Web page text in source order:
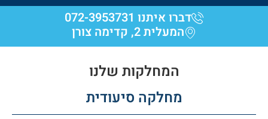
דברו איתנו 072-3953731
המעלית 2, קדימה צורן
המחלקות שלנו
מחלקה סיעודית